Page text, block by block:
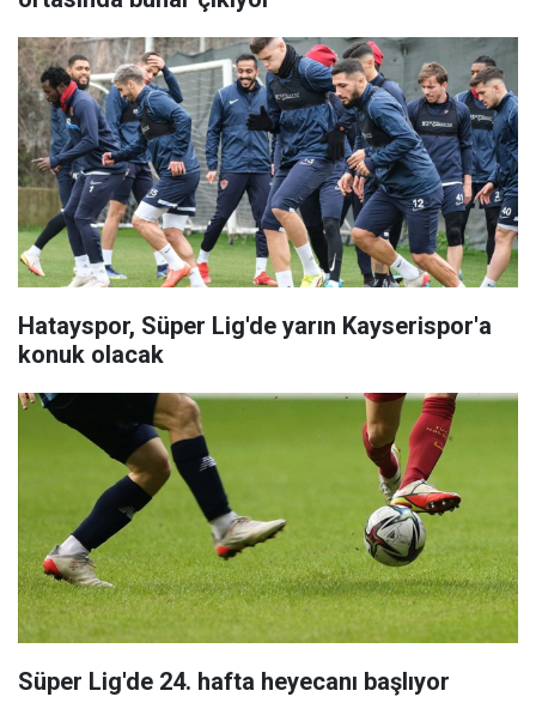
Hatayspor, Süper Lig'de yarın Kayserispor'a
konuk olacak
Süper Lig'de 24. hafta heyecanı başlıyor